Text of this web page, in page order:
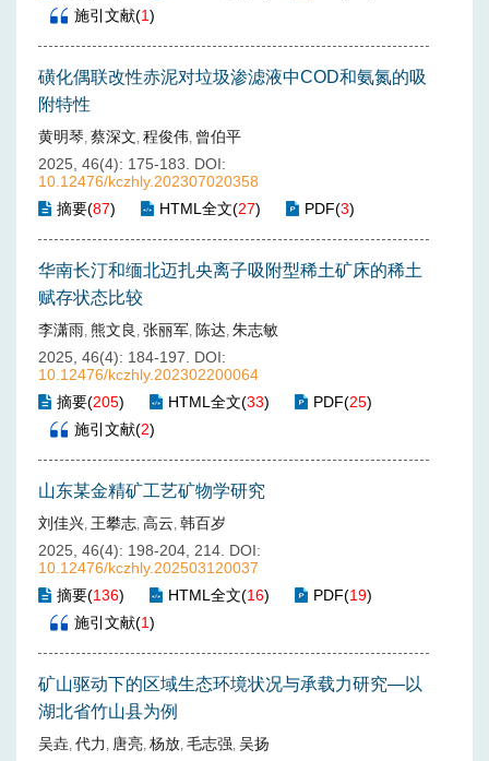
施引文献(1)
磺化偶联改性赤泥对垃圾渗滤液中COD和氨氮的吸
附特性
黄明琴, 蔡深文, 程俊伟, 曾伯平
2025, 46(4): 175-183.
DOI:
10.12476/kczhly.202307020358
摘要(87) HTML全文(27) PDF(3)
华南长汀和缅北迈扎央离子吸附型稀土矿床的稀土
赋存状态比较
李潇雨, 熊文良 , 张丽军, 陈达, 朱志敏
2025, 46(4): 184-197.
DOI:
10.12476/kczhly.202302200064
摘要(205) HTML全文(33) PDF(25)
施引文献(2)
山东某金精矿工艺矿物学研究
刘佳兴, 王攀志, 高云, 韩百岁
2025, 46(4): 198-204, 214. DOI:
10.12476/kczhly.202503120037
摘要(136) HTML全文(16) PDF(19)
施引文献(1)
矿山驱动下的区域生态环境状况与承载力研究—以
湖北省竹山县为例
吴垚, 代力 , 唐亮, 杨放, 毛志强, 吴扬